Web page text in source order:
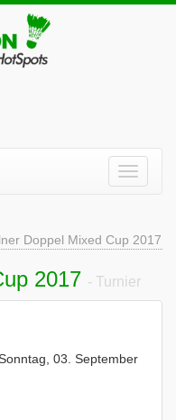
Doppel Mixed Cup 2017
2017 - Turnier
03. September